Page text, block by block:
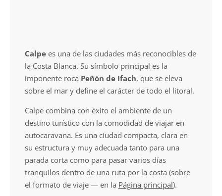
Calpe es una de las ciudades más reconocibles de
la Costa Blanca. Su símbolo principal es la
imponente roca Peñón de Ifach, que se eleva
sobre el mar y define el carácter de todo el litoral.
Calpe combina con éxito el ambiente de un
destino turístico con la comodidad de viajar en
autocaravana. Es una ciudad compacta, clara en
su estructura y muy adecuada tanto para una
parada corta como para pasar varios días
tranquilos dentro de una ruta por la costa (sobre
el formato de viaje — en la Página principal).